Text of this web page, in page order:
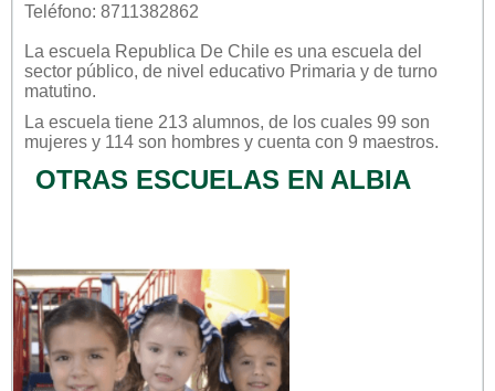
Teléfono: 8711382862
La escuela Republica De Chile es una escuela del
sector público, de nivel educativo Primaria y de turno
matutino.
La escuela tiene 213 alumnos, de los cuales 99 son
mujeres y 114 son hombres y cuenta con 9 maestros.
OTRAS ESCUELAS EN ALBIA